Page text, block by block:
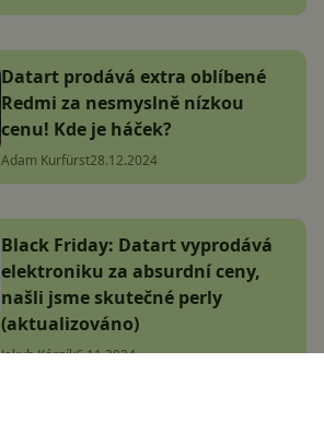
Datart prodává extra oblíbené
Redmi za nesmyslně nízkou
cenu! Kde je háček?
Adam Kurfürst28.12.2024
Black Friday: Datart vyprodává
elektroniku za absurdní ceny,
našli jsme skutečné perly
(aktualizováno)
Jakub Kárník6.11.2024